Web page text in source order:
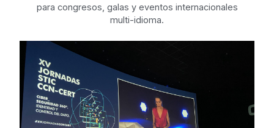
para congresos, galas y eventos internacionales
multi-idioma.